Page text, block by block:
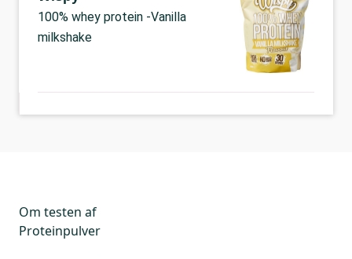
100% whey protein -Vanilla
milkshake
Om testen af
Proteinpulver